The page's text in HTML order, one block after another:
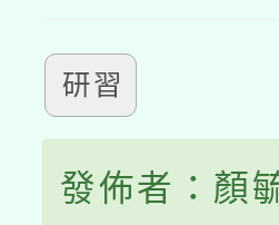
研習
發佈者：顏